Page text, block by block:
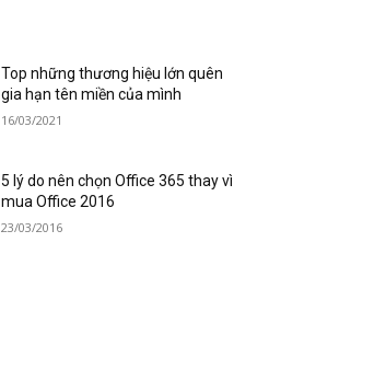
Top những thương hiệu lớn quên
gia hạn tên miền của mình
16/03/2021
5 lý do nên chọn Office 365 thay vì
mua Office 2016
23/03/2016